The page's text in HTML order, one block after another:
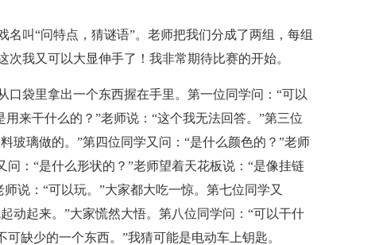
叫“问特点，猜谜语”。老师把我们分成了两组，每组
我又可以大显伸手了！我非常期待比赛的开始。
口袋里拿出一个东西握在手里。第一位同学问：“可以
来干什么的？”老师说：“这个我无法回答。”第三位
玻璃做的。”第四位同学又问：“是什么颜色的？”老师
：“是什么形状的？”老师望着天花板说：“是像挂链
说：“可以玩。”大家都大吃一惊。第七位同学又
动起来。”大家慌然大悟。第八位同学问：“可以干什
缺少的一个东西。”我猜可能是电动车上钥匙。